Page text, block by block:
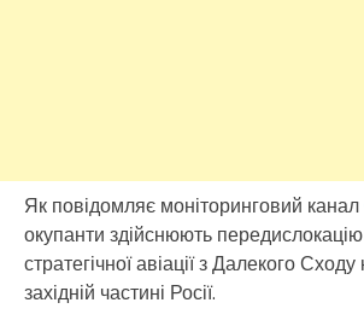
Як повідомляє моніторинговий канал
окупанти здійснюють передислокацію
стратегічної авіації з Далекого
західній частині Росії.